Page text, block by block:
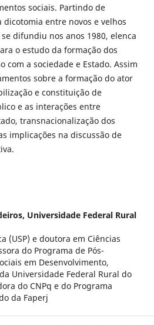
sociais. Partindo de
entre novos e velhos
difundiu nos anos 1980, elenca
o estudo da formação dos
com a sociedade e Estado. Assim
sobre a formação do ator
e constituição de
e as interações entre
transnacionalização dos
implicações na discussão de
Universidade Federal Rural
(USP) e doutora em Ciências
do Programa de Pós-
em Desenvolvimento,
Universidade Federal Rural do
do CNPq e do Programa
da Faperj